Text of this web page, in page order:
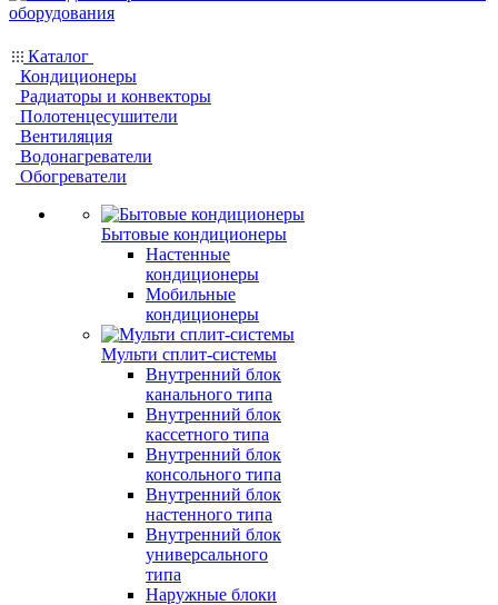
Каталог
Кондиционеры
Радиаторы и конвекторы
Полотенцесушители
Вентиляция
Водонагреватели
Обогреватели
Бытовые кондиционеры
Настенные
кондиционеры
Мобильные
кондиционеры
Мульти сплит-системы
Внутренний блок
канального типа
Внутренний блок
кассетного типа
Внутренний блок
консольного типа
Внутренний блок
настенного типа
Внутренний блок
универсального
типа
Наружные блоки